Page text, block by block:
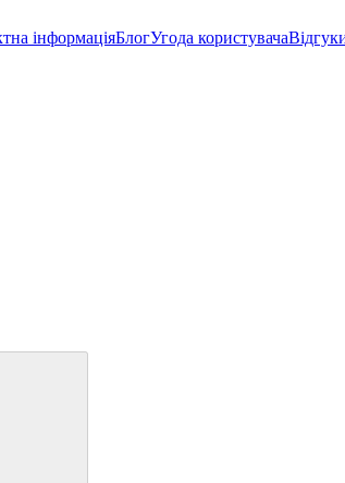
інформаціяБлогУгода користувача